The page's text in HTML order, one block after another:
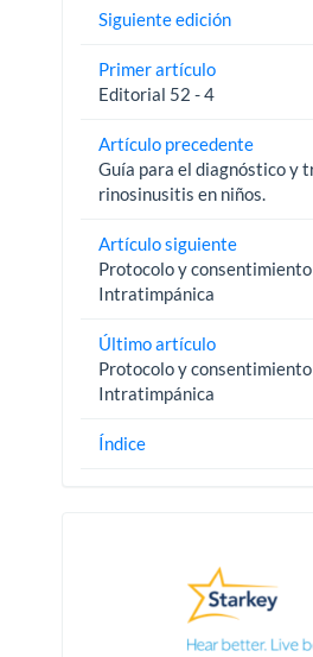
Siguiente edición
Primer artículo
Editorial 52 - 4
Artículo precedente
Guía para el diagnóstico y
rinosinusitis en niños.
Artículo siguiente
Protocolo y
Intratimpánica
Último artículo
Protocolo y
Intratimpánica
Índice